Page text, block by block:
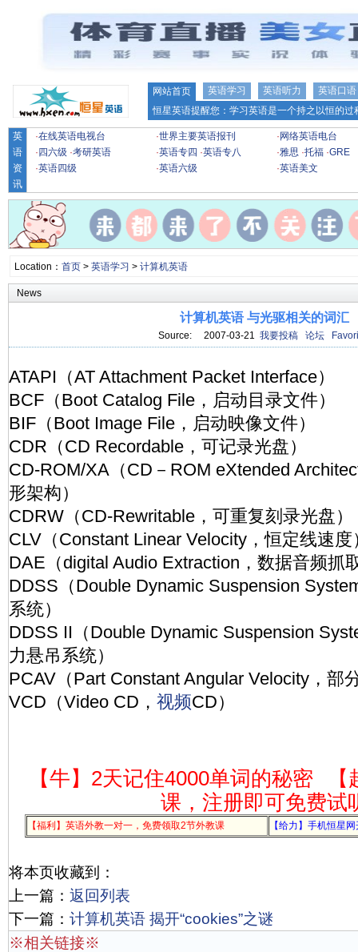
网站首页 英语学习 英语听力
英语口语
恒星英语提醒您：学习英语是一个持之以恒的
英
语
资
讯
·在线英语电视台 ·世界主要英语报刊 · 网络英语电台
· 四六级 ·考研英语 ·英语专四 ·英语专八 ·雅思 ·托福 ·GRE
·英语四级 ·英语六级 ·英语美文
Location： 首页> 英语学习 > 计算机英语
News
计算机英语 与光驱相关的词汇
Source: 2007-03-21 我要投稿 论坛
ATAPI（AT Attachment Packet Interface）
BCF（Boot Catalog File，启动目录文件）
BIF（Boot Image File，启动映像文件）
CDR（CD Recordable，可记录光盘）
CD-ROM/XA（CD－ROM eXtended
形架构）
CDRW（CD-Rewritable，可重复刻录光盘）
CLV（Constant Linear Velocity，恒定线速度
DAE（digital Audio Extraction，数据音频抓
DDSS（Double Dynamic Suspension
系统）
DDSS II（Double Dynamic Suspension
力悬吊系统）
PCAV（Part Constant Angular Velocity，部
VCD（Video CD， 视频CD）
【牛】2天记住4000单词的秘密
课，注册即可免费试
【福利】英语外教一对一，免费领取2节外教课 【给力】手机恒星
将本页收藏到：
上一篇： 返回列表
下一篇： 计算机英语 揭开“cookies”之谜
※相关链接※